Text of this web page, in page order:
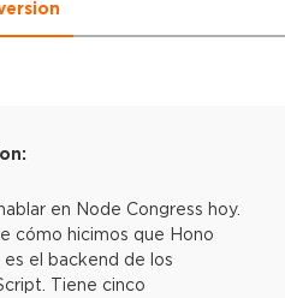
en Node Congress hoy.
cómo hicimos que Hono
el backend de los
Tiene cinco